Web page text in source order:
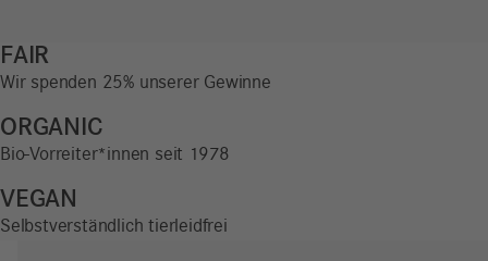
FAIR
Wir spenden 25% unserer Gewinne
ORGANIC
Bio-Vorreiter*innen seit 1978
VEGAN
Selbstverständlich tierleidfrei